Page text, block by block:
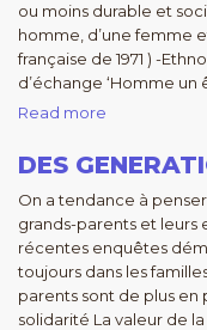
ou moins durable et
homme, d’une femme
française de 1971 ) -
d’échange ‘Homme
Read more
DES
On a tendance à
grands-parents et leurs
récentes enquêtes
toujours dans les
parents sont de plus en
solidarité La valeur de